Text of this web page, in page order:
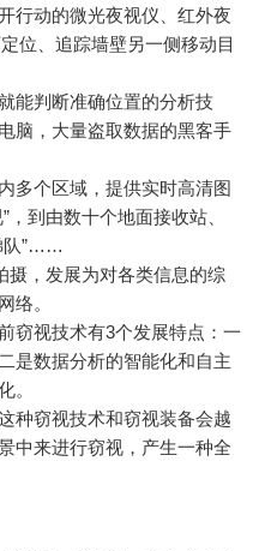
动的微光夜视仪、红外夜
位、追踪墙壁另一侧移动目
判断准确位置的分析技
脑，大量盗取数据的黑客手
个区域，提供实时高清图
到由数十个地面接收站、
队”……
，发展为对各类信息的综
络。
视技术有3个发展特点：一
是数据分析的智能化和自主
。
窃视技术和窃视装备会越
中来进行窃视，产生一种全